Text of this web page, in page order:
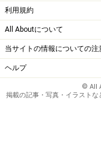
利用規約
All Aboutについて
当サイトの情報についての注
ヘルプ
© All
掲載の記事・写真・イラスト